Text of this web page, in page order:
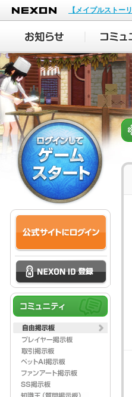
NEXON
【メイプルストー